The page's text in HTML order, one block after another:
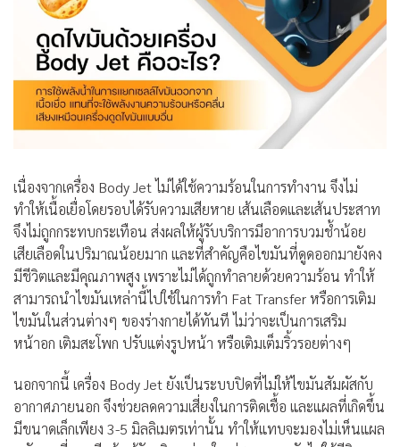
เนื่องจากเครื่อง Body Jet ไม่ได้ใช้ความร้อนในการทำงาน จึงไม่
ทำให้เนื้อเยื่อโดยรอบได้รับความเสียหาย เส้นเลือดและเส้นประสาท
จึงไม่ถูกกระทบกระเทือน ส่งผลให้ผู้รับบริการมีอาการบวมช้ำน้อย
เสียเลือดในปริมาณน้อยมาก และที่สำคัญคือไขมันที่ดูดออกมายังคง
มีชีวิตและมีคุณภาพสูง เพราะไม่ได้ถูกทำลายด้วยความร้อน ทำให้
สามารถนำไขมันเหล่านี้ไปใช้ในการทำ Fat Transfer หรือการเติม
ไขมันในส่วนต่างๆ ของร่างกายได้ทันที ไม่ว่าจะเป็นการเสริม
หน้าอก เติมสะโพก ปรับแต่งรูปหน้า หรือเติมเต็มริ้วรอยต่างๆ
นอกจากนี้ เครื่อง Body Jet ยังเป็นระบบปิดที่ไม่ให้ไขมันสัมผัสกับ
อากาศภายนอก จึงช่วยลดความเสี่ยงในการติดเชื้อ และแผลที่เกิดขึ้น
มีขนาดเล็กเพียง 3-5 มิลลิเมตรเท่านั้น ทำให้แทบจะมองไม่เห็นแผล